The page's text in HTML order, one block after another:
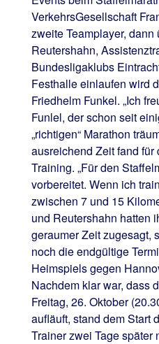
VerkehrsGesellschaft
zweite Teamplayer, dann
Reutershahn,
Bundesligaklubs
Festhalle einlaufen wird
Friedhelm Funkel. „Ich
Funlel, der schon seit
„richtigen“ Marathon
ausreichend Zeit fand für
Training. „Für den
vorbereitet. Wenn ich
zwischen 7 und 15
und Reutershahn hatten
geraumer Zeit zugesagt,
noch die endgültige
Heimspiels gegen
Nachdem klar war, dass
Freitag, 26. Oktober
aufläuft, stand dem Start
Trainer zwei Tage später